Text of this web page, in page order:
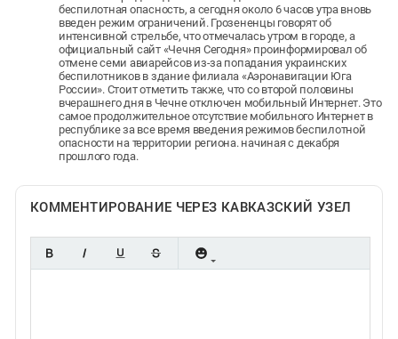
беспилотная опасность, а сегодня около 6 часов утра вновь
введен режим ограничений. Грозененцы говорят об
интенсивной стрельбе, что отмечалась утром в городе, а
официальный сайт «Чечня Сегодня» проинформировал об
отмене семи авиарейсов из-за попадания украинских
беспилотников в здание филиала «Аэронавигации Юга
России». Стоит отметить также, что со второй половины
вчерашнего дня в Чечне отключен мобильный Интернет. Это
самое продолжительное отсутствие мобильного Интернет в
республике за все время введения режимов беспилотной
опасности на территории региона. начиная с декабря
прошлого года.
КОММЕНТИРОВАНИЕ ЧЕРЕЗ КАВКАЗСКИЙ УЗЕЛ